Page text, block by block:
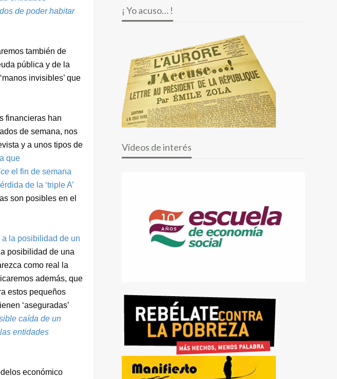
de poder habitar
también de
pública y de la
invisibles’ que
financieras han
de semana, nos
y a unos tipos de
que
el fin de semana
de la ‘triple A’
son posibles en el
la posibilidad de un
posibilidad de una
como real la
además, que
estos pequeños
‘aseguradas’
caída de un
entidades
económico
¡ Yo acuso… !
Vídeos de interés